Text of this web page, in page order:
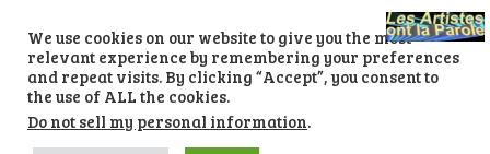
contentWe use cookies on our website to give you the most
relevant experience by remembering your preferences
and repeat visits. By clicking “Accept”, you consent to
the use of ALL the cookies.
Do not sell my personal information.